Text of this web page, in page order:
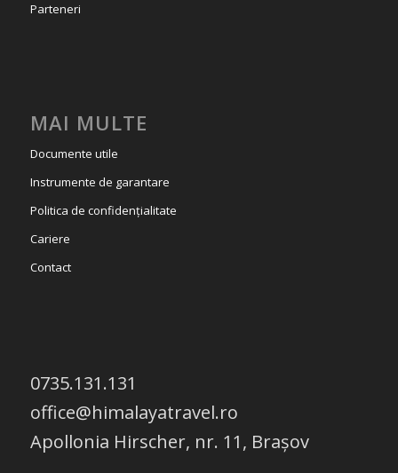
Parteneri
MAI MULTE
Documente utile
Instrumente de garantare
Politica de confidențialitate
Cariere
Contact
0735.131.131
office@himalayatravel.ro
Apollonia Hirscher, nr. 11, Brașov